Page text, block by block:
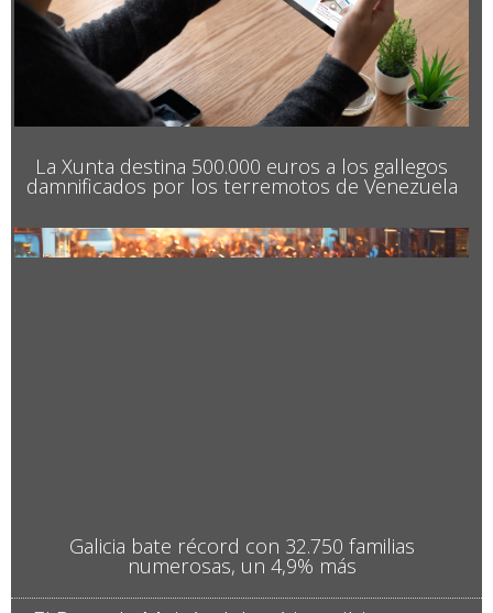
Activado el plan de
emergencias para
coordinar el operativo del
eclipse en Galicia
El Cecopi se constituye en A Estrada con